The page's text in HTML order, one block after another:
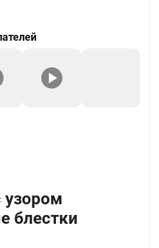
узором
блестки